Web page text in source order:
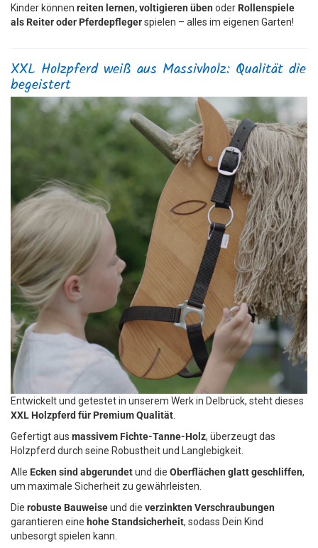
Kinder können reiten lernen, voltigieren üben oder Rollenspiele
als Reiter oder Pferdepflegerspielen – alles im eigenen Garten!
XXL Holzpferd weiß aus Massivholz: Qualität die
begeistert
Entwickelt und getestet in unserem Werk in Delbrück, steht dieses
XXL Holzpferd für Premium Qualität
Gefertigt aus massivem Fichte-Tanne-Holz, überzeugt das
Holzpferd durch seine Robustheit und Langlebigkeit.
Alle Ecken sind abgerundetund die Oberflächen glatt geschliffen,
um maximale Sicherheit zu gewährleisten.
Die robuste Bauweiseund die verzinkten Verschraubungen
garantieren eine hohe Standsicherheit, sodass Dein Kind
unbesorgt spielen kann.